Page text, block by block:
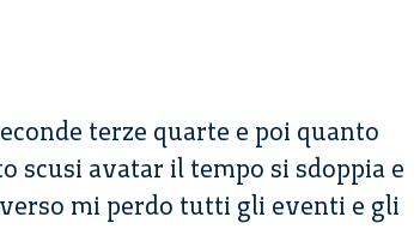
terze quarte e poi quanto
scusi avatar il tempo si sdoppia e
mi perdo tutti gli eventi e gli